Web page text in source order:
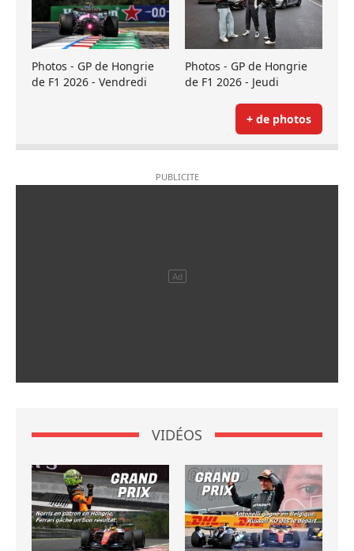
Photos - GP de Hongrie
de F1 2026 - Vendredi
Photos - GP de Hongrie
de F1 2026 - Jeudi
+ de photos
VIDÉOS